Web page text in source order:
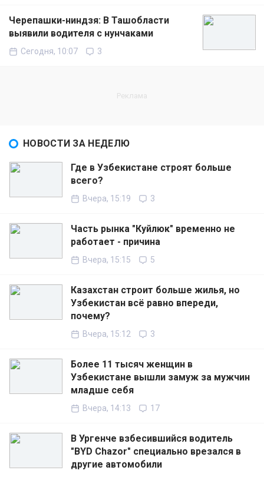
Черепашки-ниндзя: В Ташобласти
выявили водителя с нунчаками
Сегодня, 10:07 3
НОВОСТИ ЗА НЕДЕЛЮ
Где в Узбекистане строят больше
всего?
Вчера, 15:19 3
Часть рынка "Куйлюк" временно не
работает - причина
Вчера, 15:15 5
Казахстан строит больше жилья, но
Узбекистан всё равно впереди,
почему?
Вчера, 15:12 3
Более 11 тысяч женщин в
Узбекистане вышли замуж за мужчин
младше себя
Вчера, 14:13 17
В Ургенче взбесившийся водитель
"BYD Chazor" специально врезался в
другие автомобили